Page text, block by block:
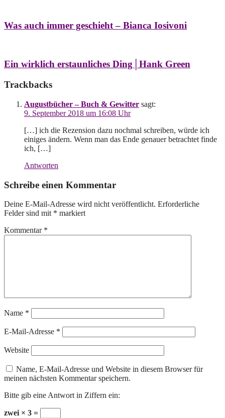
Was auch immer geschieht – Bianca Iosivoni
Ein wirklich erstaunliches Ding│Hank Green
Trackbacks
Augustbücher – Buch & Gewitter sagt:
9. September 2018 um 16:08 Uhr
[…] ich die Rezension dazu nochmal schreiben, würde ich
einiges ändern. Wenn man das Ende genauer betrachtet finde
ich, […]
Antworten
Schreibe einen Kommentar
Deine E-Mail-Adresse wird nicht veröffentlicht. Erforderliche
Felder sind mit * markiert
Kommentar *
Name *
E-Mail-Adresse *
Website
Name, E-Mail-Adresse und Website in diesem Browser für
meinen nächsten Kommentar speichern.
Bitte gib eine Antwort in Ziffern ein:
zwei × 3 =